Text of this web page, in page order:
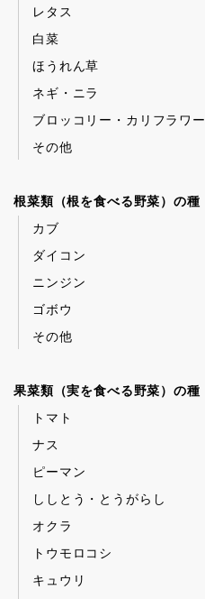
レタス
白菜
ほうれん草
ネギ・ニラ
ブロッコリー・カリフラワー
その他
根菜類（根を食べる野菜）の種
カブ
ダイコン
ニンジン
ゴボウ
その他
果菜類（実を食べる野菜）の種
トマト
ナス
ピーマン
ししとう・とうがらし
オクラ
トウモロコシ
キュウリ